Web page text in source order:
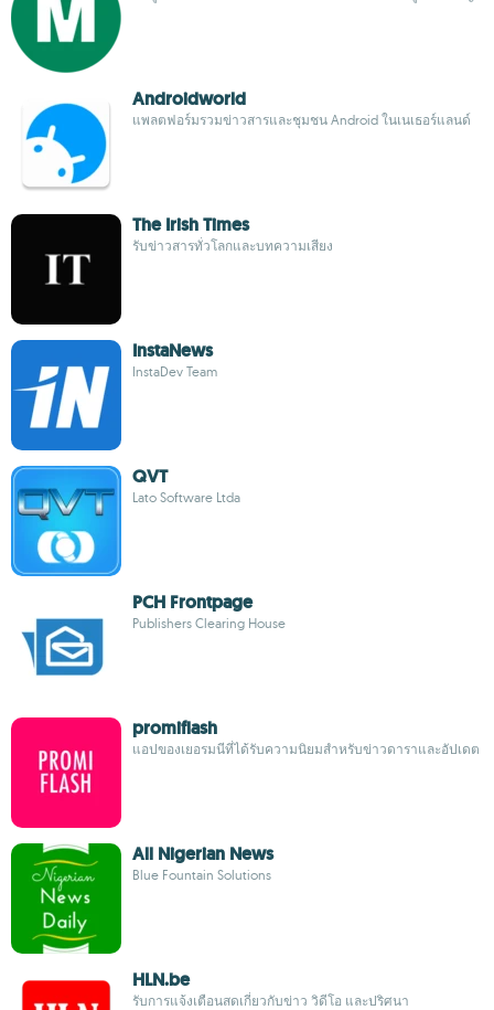
Androidworld
แพลตฟอร์มรวมข่าวสารและชุมชน Android ในเนเธอร์แลนด์
The Irish Times
รับข่าวสารทั่วโลกและบทความเสียง
InstaNews
InstaDev Team
QVT
Lato Software Ltda
PCH Frontpage
Publishers Clearing House
promiflash
แอปของเยอรมนีที่ได้รับความนิยมสำหรับข่าวดาราและอัปเดต
All Nigerian News
Blue Fountain Solutions
HLN.be
รับการแจ้งเตือนสดเกี่ยวกับข่าว วิดีโอ และปริศนา